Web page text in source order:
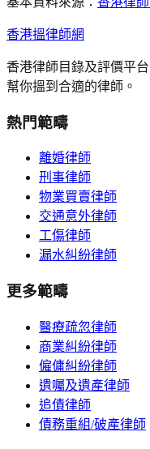
香港搵律師網
香港律師目錄及評價平台
幫你搵到合適的律師。
熱門範疇
離婚律師
刑事律師
物業買賣律師
交通意外律師
工傷律師
漏水糾紛律師
更多範疇
醫療疏忽律師
商業糾紛律師
僱傭糾紛律師
遺囑及遺產律師
追債律師
債務重組/破產律師